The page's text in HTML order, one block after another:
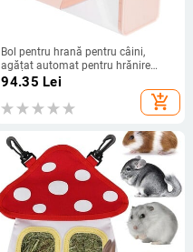
Bol pentru hrană pentru câini,
agățat automat pentru hrănire
pentru animale de companie,
dozator de apă, iepuraș, plastic
94.35 Lei
add_shopping_cart